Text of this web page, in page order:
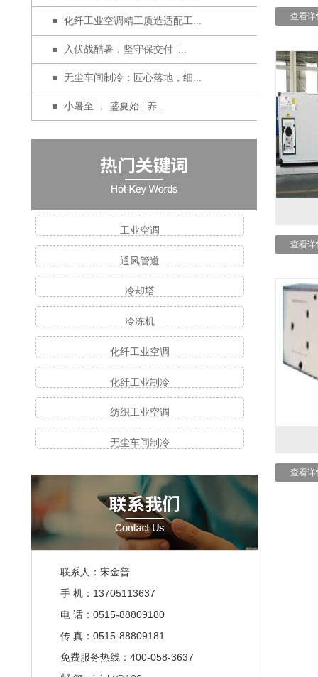
化纤工业空调精工质造适配工...
入伏战酷暑，坚守保交付 |...
无尘车间制冷：匠心落地，细...
小暑至 ， 盛夏始 | 养...
工业空调
通风管道
冷却塔
冷冻机
化纤工业空调
化纤工业制冷
纺织工业空调
无尘车间制冷
联系人：宋金普
手 机：13705113637
电 话：0515-88809180
传 真：0515-88809181
免费服务热线：400-058-3637
查看详
查看详
查看详